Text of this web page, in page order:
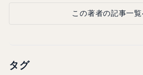
この著者の記事一
タグ